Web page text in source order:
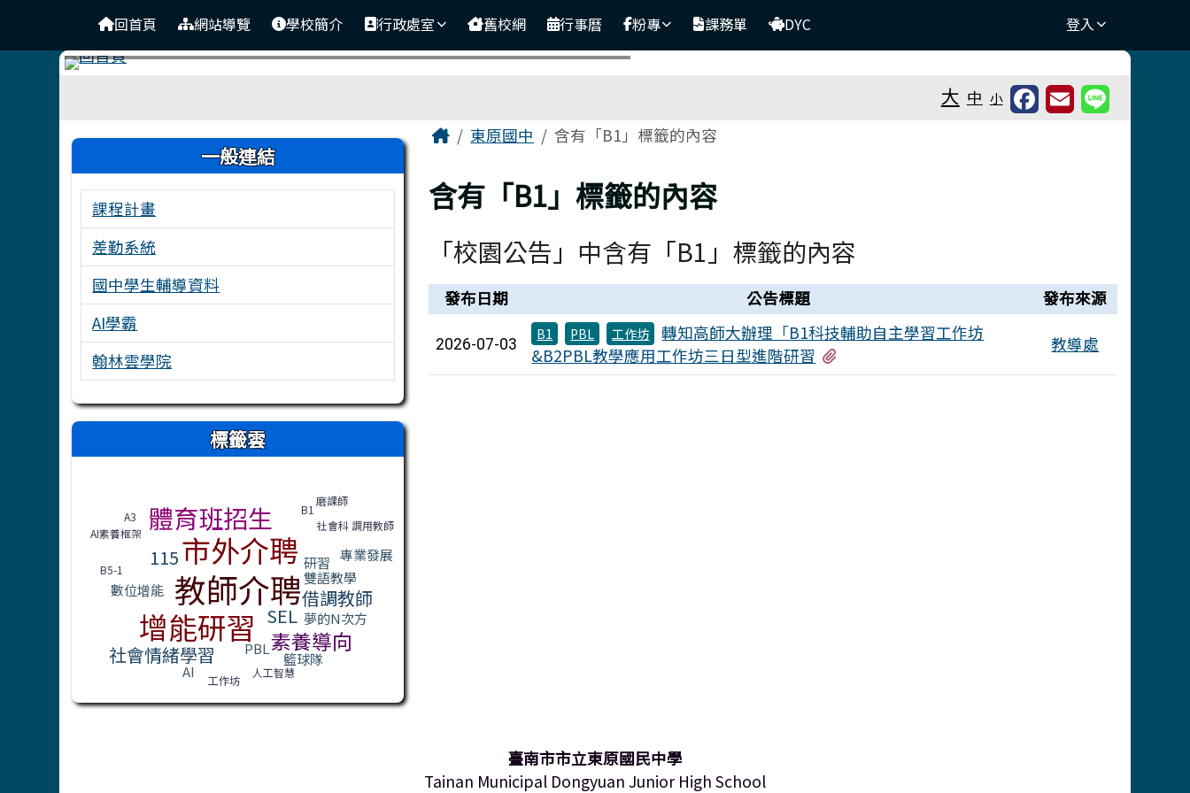
台南市東原國中
回首頁 網站導覽 學校簡介 行政處室 舊校網 行事曆 粉專 課務單 DYC 登入
⏸
大 中 小
左邊區域內容
一般連結
課程計畫
差勤系統
國中學生輔導資料
AI學霸
翰林雲學院
右邊區域內容
標籤雲
體育班招生
B1
AI素養框架
A3
磨課師
115市外介聘
社會科 調用教師
B5-1 研習 專業發展
數位增能
教師介聘
SEL
借調教師
雙語教學
增能研習 夢的N次方
社會情緒學習 PBL素養導向
AI 人工智慧
籃球隊
工作坊
主內容區域
Home東原國中 含有「B1」標籤的內容
含有「B1」標籤的內容
「校園公告」中含有「B1」標籤的內容
新聞列表
發布日期 公告標題 發布來源
2026-07-03
B1 PBL 工作坊
轉知高師大辦理「B1科技輔助自主學習工作坊
&B2PBL教學應用工作坊三日型進階研習
教導處
頁尾區域
臺南市市立東原國民中學
Tainan Municipal Dongyuan Junior High School